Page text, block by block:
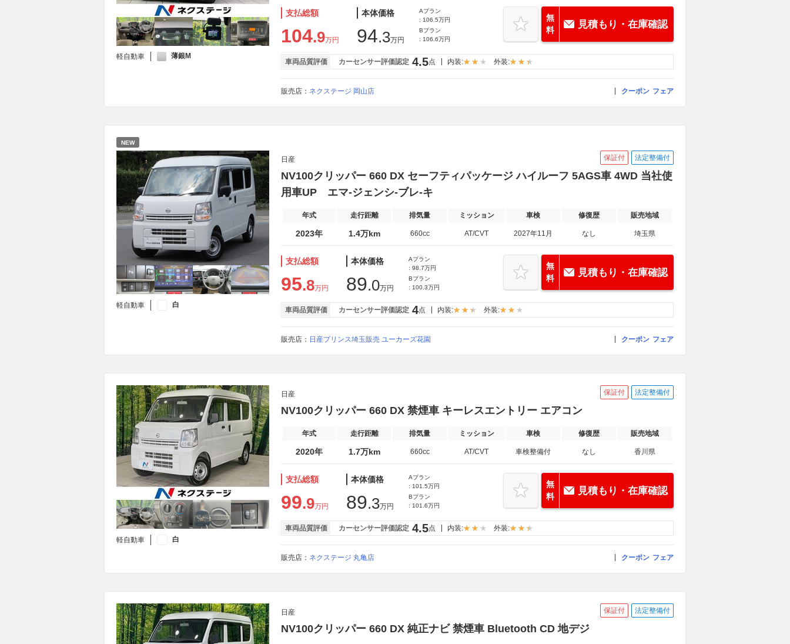
軽自動車 薄銀M
支払総額
104.9万円
本体価格
94.3万円
Aプラン
: 106.5万円
Bプラン
: 106.6万円
無
料
見積もり・在庫確認
車両品質評価 カーセンサー評価認定 4.5点 内装: 外装:
販売店： ネクステージ 岡山店 クーポン フェア
NEW
軽自動車 白
日産 保証付 法定整備付
NV100クリッパー 660 DX セーフティパッケージ ハイルーフ 5AGS車 4WD 当社使
用車UP エマ-ジェンシ-ブレ-キ
年式 走行距離 排気量 ミッション 車検 修復歴 販売地域
2023年 1.4万km 660cc AT/CVT 2027年11月 なし 埼玉県
支払総額
95.8万円
本体価格
89.0万円
Aプラン
: 98.7万円
Bプラン
: 100.3万円
無
料
見積もり・在庫確認
車両品質評価 カーセンサー評価認定 4点 内装: 外装:
販売店： 日産プリンス埼玉販売 ユーカーズ花園 クーポン フェア
軽自動車 白
日産 保証付 法定整備付
NV100クリッパー 660 DX 禁煙車 キーレスエントリー エアコン
年式 走行距離 排気量 ミッション 車検 修復歴 販売地域
2020年 1.7万km 660cc AT/CVT 車検整備付 なし 香川県
支払総額
99.9万円
本体価格
89.3万円
Aプラン
: 101.5万円
Bプラン
: 101.6万円
無
料
見積もり・在庫確認
車両品質評価 カーセンサー評価認定 4.5点 内装: 外装:
販売店： ネクステージ 丸亀店 クーポン フェア
日産 保証付 法定整備付
NV100クリッパー 660 DX 純正ナビ 禁煙車 Bluetooth CD 地デジ